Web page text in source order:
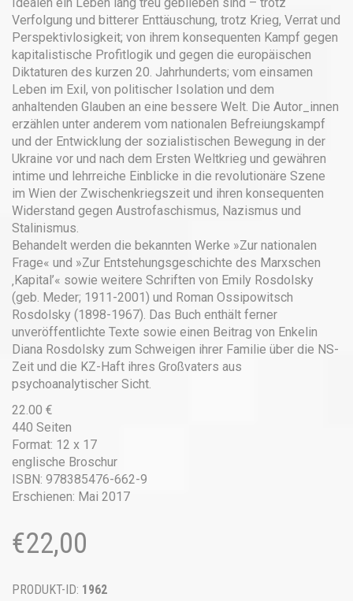
Verfolgung und bitterer Enttäuschung, trotz Krieg, Verrat und
Perspektivlosigkeit; von ihrem konsequenten Kampf gegen
kapitalistische Profitlogik und gegen die europäischen
Diktaturen des kurzen 20. Jahrhunderts; vom einsamen
Leben im Exil, von politischer Isolation und dem
anhaltenden Glauben an eine bessere Welt. Die Autor_innen
erzählen unter anderem vom nationalen Befreiungskampf
und der Entwicklung der sozialistischen Bewegung in der
Ukraine vor und nach dem Ersten Weltkrieg und gewähren
intime und lehrreiche Einblicke in die revolutionäre Szene
im Wien der Zwischenkriegszeit und ihren konsequenten
Widerstand gegen Austrofaschismus, Nazismus und
Stalinismus.
Behandelt werden die bekannten Werke ­»Zur nationalen
Frage« und »Zur Entstehungsgeschichte des Marxschen
‚Kapital’« sowie weitere Schriften von Emily Rosdolsky
(geb. Meder; 1911-2001) und Roman Ossipowitsch
Rosdolsky (1898-1967). Das Buch enthält ferner
unveröffentlichte Texte sowie einen Beitrag von Enkelin
Diana Rosdolsky zum Schweigen ihrer Familie über die NS-
Zeit und die KZ-Haft ihres Großvaters aus
psychoanalytischer Sicht.
22.00 €
440 Seiten
Format: 12 x 17
englische Broschur
ISBN: 978385476-662-9
Erschienen: Mai 2017
€22,00
PRODUKT-ID: 1962